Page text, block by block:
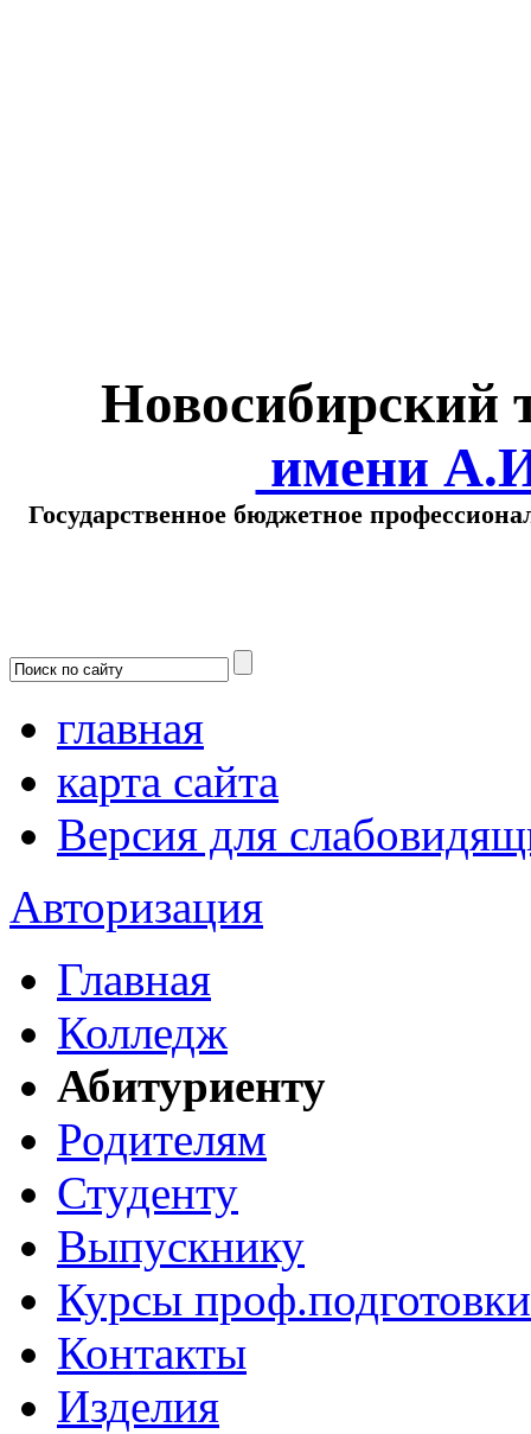
Новосибирский
имени
Государственное бюджетное
главная
карта сайта
Версия для
Авторизация
Главная
Колледж
Абитуриенту
Родителям
Студенту
Выпускнику
Курсы проф.подготовки
Контакты
Изделия